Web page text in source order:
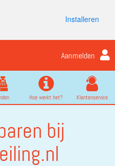
Installeren
Aanmelden
Hoe werkt het? Klantenservice
bij